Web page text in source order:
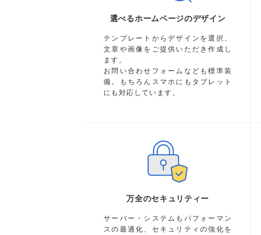
選べるホームページのデザイン
テンプレートからデザインを選択、
文章や画像をご提供いただき作成し
ます。
お問い合わせフォームなども標準装
備。もちろんスマホにもタブレット
にも対応しています。
万全のセキュリティー
サーバー・システムもパフォーマン
スの最適化、セキュリティの強化を